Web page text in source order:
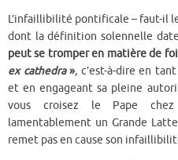
L’infaillibilité pontificale – faut-il
dont la définition solennelle
peut se tromper en matière de
ex cathedra», c’est-à-dire en
et en engageant sa pleine
vous croisez le Pape
lamentablement un Grande
remet pas en cause son